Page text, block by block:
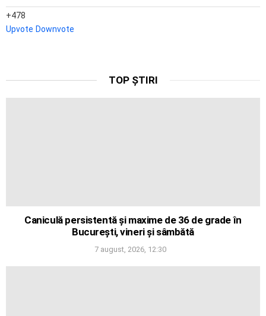
478
Upvote Downvote
TOP ȘTIRI
Caniculă persistentă și maxime de 36 de grade în
București, vineri și sâmbătă
7 august, 2026, 12:30